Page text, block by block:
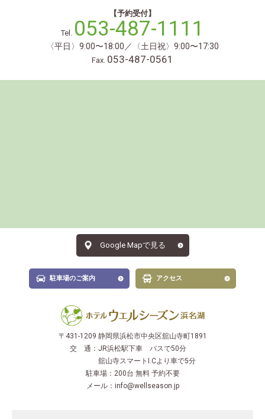
【予約受付】
Tel. 053-487-1111
〈平日〉9:00〜18:00／〈土日祝〉9:00〜17:30
Fax. 053-487-0561
Google Mapで見る
駐車場のご案内 アクセス
〒431-1209 静岡県浜松市中央区舘山寺町1891
交 通： JR浜松駅下車 バスで50分
舘山寺スマートI.Cより車で5分
駐車場： 200台 無料 予約不要
メール： info@wellseason.jp